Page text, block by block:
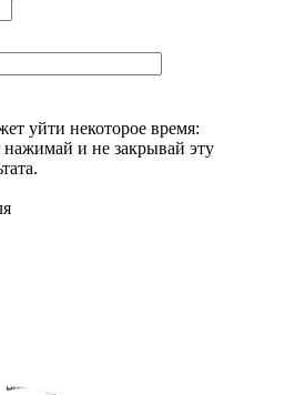
уйти некоторое время:
и не закрывай эту